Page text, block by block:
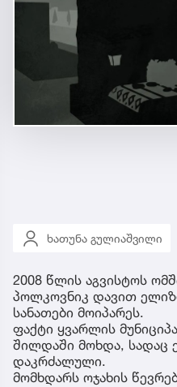
ხათუნა გულიაშვილი
2008 წლის აგვისტოს
პოლკოვნიკ დავით
სანათები მოიპარეს.
ფაქტი ყვარლის
შილდაში მოხდა, სადაც
დაკრძალული.
მომხდარს ოჯახის